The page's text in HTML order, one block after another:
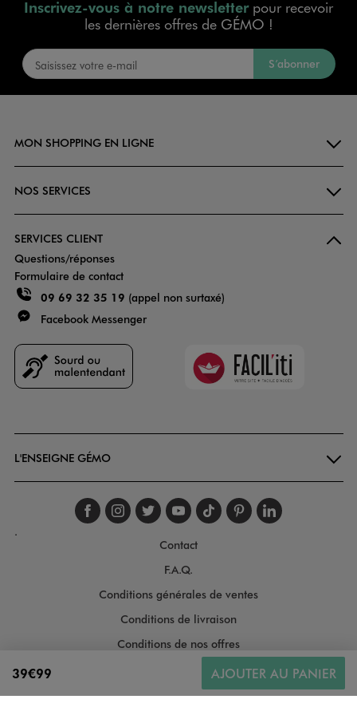
39€99 AJOUTER AU PANIER
Inscrivez-vous à notre newsletterpour recevoir
les dernières offres de GÉMO !
S’abonner
MON SHOPPING EN LIGNE
NOS SERVICES
SERVICES CLIENT
Questions/réponses
Formulaire de contact
09 69 32 35 19 (appel non surtaxé)
Facebook Messenger
Faciliti
L'ENSEIGNE GÉMO
Suivez-nous sur
Suivez-nous sur
Suivez-nous sur
Suivez-nous
Suivez-nous
Suivez-
.
Contact
F.A.Q.
Conditions générales de ventes
Conditions de livraison
Conditions de nos offres
Conditions générales d'utilisation
Politique de protection des données